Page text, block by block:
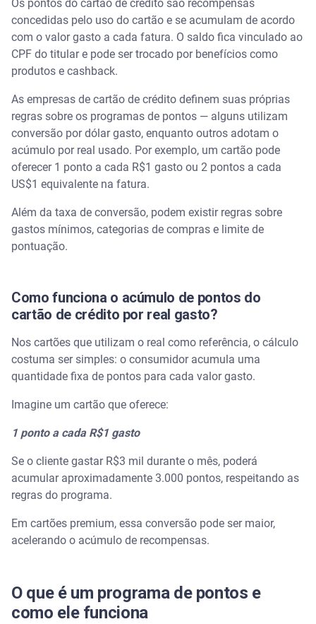
Como transferir pontos do cartão de crédito para
programas de fidelidade com bônus
Como vender pontos do cartão de crédito
Prazo de validade dos pontos: como evitar a
expiração
5 dicas na hora de acumular e cuidados ao resgatar
pontos do cartão de crédito
1. Preste atenção à data de validade dos pontos
2. Não gaste mais para ter mais pontos
4. Pesquise antes de tomar uma decisão
5. Pesquise antes de trocar seus pontos
Quais os melhores programas de fidelidade
pontos
Conheça o Serasa Crédito
Perguntas frequentes sobre pontos do cartão de
Qual o melhor programa de pontos do cartão de
Quantos pontos do cartão de crédito são
necessários para viajar?
Os pontos do cartão de crédito são recompensas
concedidas pelo uso do cartão e se acumulam de acordo
com o valor gasto a cada fatura. O saldo fica vinculado ao
CPF do titular e pode ser trocado por benefícios como
produtos e cashback.
As empresas de cartão de crédito definem suas próprias
regras sobre os programas de pontos — alguns utilizam
conversão por dólar gasto, enquanto outros adotam o
acúmulo por real usado. Por exemplo, um cartão pode
oferecer 1 ponto a cada R$1 gasto ou 2 pontos a cada
US$1 equivalente na fatura.
Além da taxa de conversão, podem existir regras sobre
gastos mínimos, categorias de compras e limite de
pontuação.
Como funciona o acúmulo de pontos do
cartão de crédito por real gasto?
Nos cartões que utilizam o real como referência, o cálculo
costuma ser simples: o consumidor acumula uma
quantidade fixa de pontos para cada valor gasto.
Imagine um cartão que oferece:
1 ponto a cada R$1 gasto
Se o cliente gastar R$3 mil durante o mês, poderá
acumular aproximadamente 3.000 pontos, respeitando as
regras do programa.
Em cartões premium, essa conversão pode ser maior,
acelerando o acúmulo de recompensas.
O que é um programa de pontos e
como ele funciona